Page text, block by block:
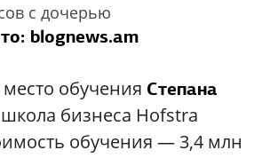
с дочерью
blognews.am
обучения Степана
бизнеса Hofstra
обучения — 3,4 млн